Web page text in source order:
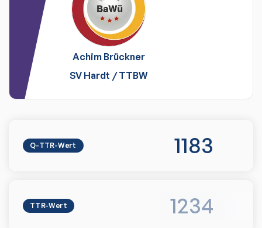
Achim Brückner
SV Hardt /TTBW
Q-TTR-Wert 1183
TTR-Wert 1234